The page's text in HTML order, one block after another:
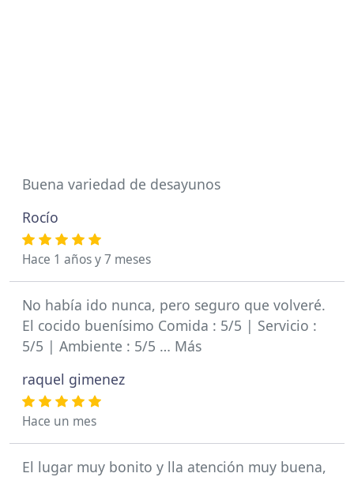
Buena variedad de desayunos
Rocío
Hace 1 años y 7 meses
No había ido nunca, pero seguro que volveré.
El cocido buenísimo Comida : 5/5 | Servicio :
5/5 | Ambiente : 5/5 … Más
raquel gimenez
Hace un mes
El lugar muy bonito y lla atención muy buena,